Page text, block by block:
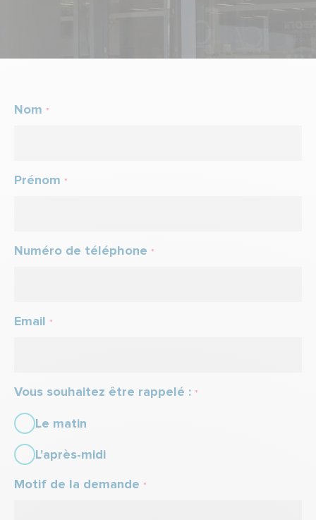
*
Nom
*
Prénom
*
Numéro de téléphone
*
Email
*
Vous souhaitez être rappelé :
Le matin
L'après-midi
*
Motif de la demande